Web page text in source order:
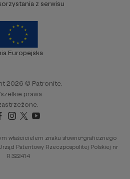
z serwisu
Europejska
2026 © Patronite.
prawa
właścicielem znaku słowno-graficznego
Patentowy Rzeczpospolitej Polskiej nr
R.322414